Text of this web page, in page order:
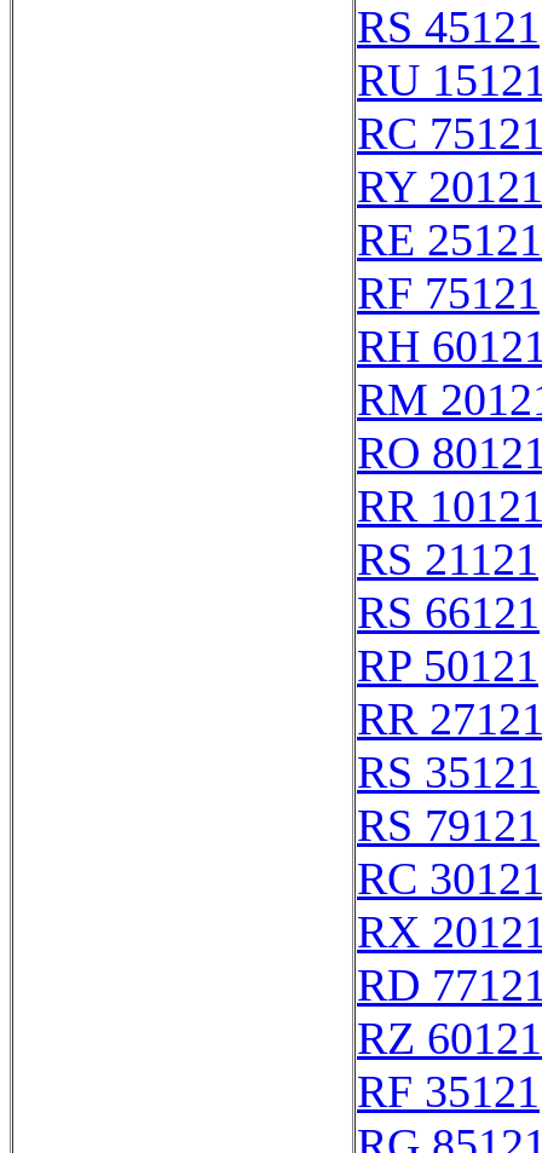
RS 45121
RU
RC
RY 20121
RE 25121
RF 75121
RH
RM
RO
RR
RS 21121
RS 66121
RP 50121
RR
RS 35121
RS 79121
RC
RX
RD
RZ 60121
RF 35121